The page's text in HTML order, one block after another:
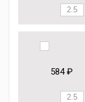
584 ₽